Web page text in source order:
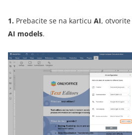
1. Prebacite se na karticu AI, otvorite
AI models.